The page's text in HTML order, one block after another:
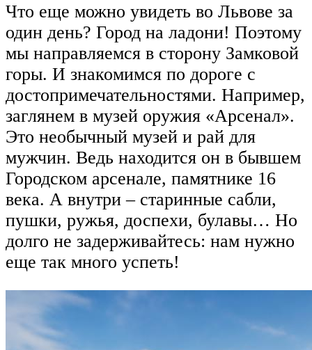
Что еще можно увидеть во Львове за
один день? Город на ладони! Поэтому
мы направляемся в сторону Замковой
горы. И знакомимся по дороге с
достопримечательностями. Например,
заглянем в музей оружия «Арсенал».
Это необычный музей и рай для
мужчин. Ведь находится он в бывшем
Городском арсенале, памятнике 16
века. А внутри – старинные сабли,
пушки, ружья, доспехи, булавы… Но
долго не задерживайтесь: нам нужно
еще так много успеть!